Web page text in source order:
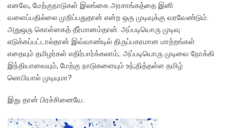
எனவே, மேற்குநாடுகள் இலங்கை அரசாங்கத்தை இனி
வளைப்பதில்லை முறிப்பதுதான் என்ற ஒரு முடிவுக்கு வரவேண்டும்.
அதுஒரு கொள்கைத் தீர்மானம்தான். அப்படியொரு முடிவு
எடுக்கப்பட்டால்தான் இவ்வாண்டில் திருப்பகரமான மாற்றங்கள்
எதையும் தமிழர்கள் எதிர்பார்க்கலாம்;. அப்படியொரு முடிவை நோக்கி
இந்தியாவையும், மேற்கு நாடுகளையும் உந்;தித்தள்ள தமிழ்
லொபியால் முடியுமா?
இது தான் பிரச்சினையே.